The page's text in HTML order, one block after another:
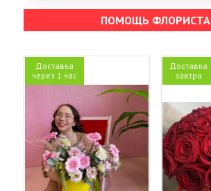
ПОМОЩЬ ФЛОРИСТА
Доставка
через 1 час
Доставка
завтра